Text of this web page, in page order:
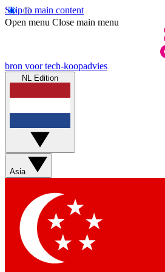
Skip to main content
Open menu Close main menu
bron voor tech-koopadvies
NL Edition
Asia